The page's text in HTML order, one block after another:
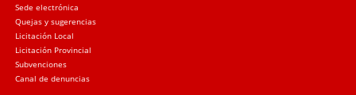
Sede electrónica
Quejas y sugerencias
Licitación Local
Licitación Provincial
Subvenciones
Canal de denuncias